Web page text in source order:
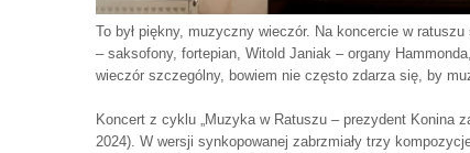
To był piękny, muzyczny wieczór. Na koncercie w
– saksofony, fortepian, Witold Janiak – organy
wieczór szczególny, bowiem nie często zdarza się, by
Koncert z cyklu „Muzyka w Ratuszu – prezydent Konina
2024). W wersji synkopowanej zabrzmiały trzy